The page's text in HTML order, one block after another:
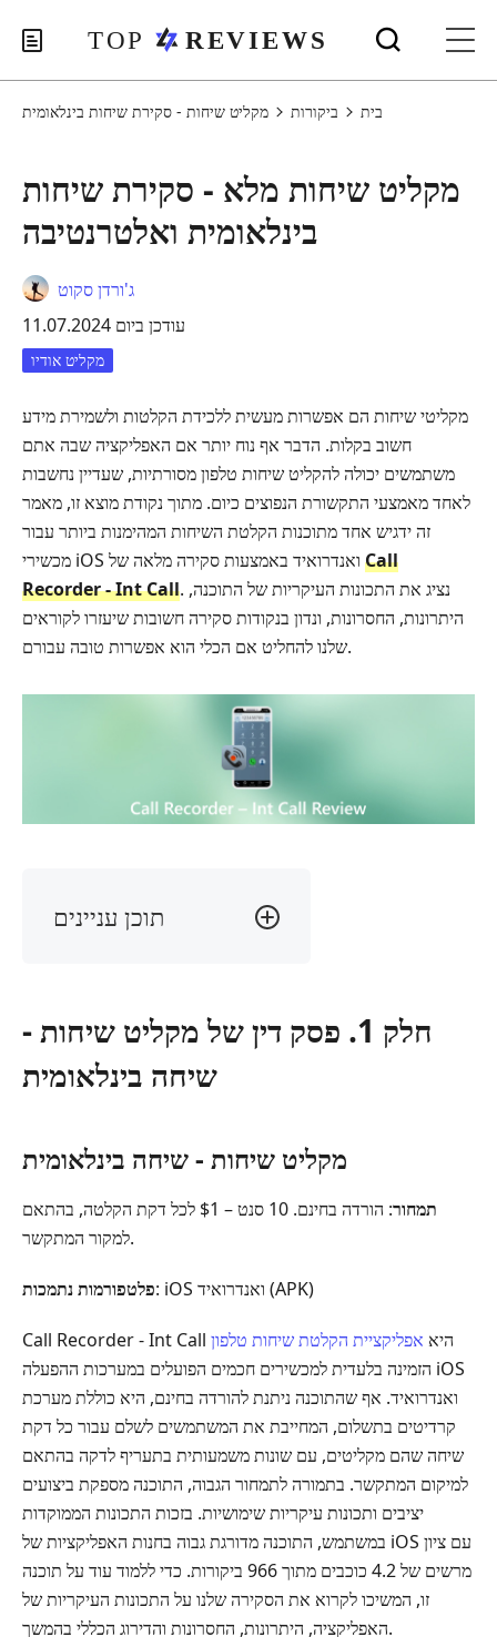
בית ביקורות מקליט שיחות - סקירת שיחות בינלאומית
מקליט שיחות מלא - סקירת שיחות
בינלאומית ואלטרנטיבה
ג'ורדן סקוט
עודכן ביום 11.07.2024
מקליט אודיו
מקליטי שיחות הם אפשרות מעשית ללכידת הקלטות ולשמירת מידע
חשוב בקלות. הדבר אף נוח יותר אם האפליקציה שבה אתם
משתמשים יכולה להקליט שיחות טלפון מסורתיות, שעדיין נחשבות
לאחד מאמצעי התקשורת הנפוצים כיום. מתוך נקודת מוצא זו, מאמר
זה ידגיש אחד מתוכנות הקלטת השיחות המהימנות ביותר עבור
Call
Recorder - Int Call. נציג את התכונות העיקריות של התוכנה,
היתרונות, החסרונות, ונדון בנקודות סקירה חשובות שיעזרו לקוראים
שלנו להחליט אם הכלי הוא אפשרות טובה עבורם.
תוכן עניינים
דין
מקליט
שיחה
חלק
2.
איך
בודקים
ודירוגים
כלליים
חלק
3.
מקליט
שיחות
-
סקירת
שיחות
אינט
חלק 1. פסק דין של מקליט שיחות -
שיחה בינלאומית
מקליט שיחות - שיחה בינלאומית
תמחור
: הורדה בחינם. 10 סנט – $1 לכל דקת הקלטה, בהתאם
למקור המתקשר.
פלטפורמות נתמכות : iOS ואנדרואיד (APK)
Call Recorder - Int Call היא אפליקציית הקלטת שיחות טלפון
הזמינה בלעדית למכשירים חכמים הפועלים במערכות ההפעלה iOS
ואנדרואיד. אף שהתוכנה ניתנת להורדה בחינם, היא כוללת מערכת
קרדיטים בתשלום, המחייבת את המשתמשים לשלם עבור כל דקת
שיחה שהם מקליטים, עם שונות משמעותית בתעריף לדקה בהתאם
למיקום המתקשר. בתמורה לתמחור הגבוה, התוכנה מספקת ביצועים
יציבים ותכונות עיקריות שימושיות. בזכות התכונות הממוקדות
במשתמש, התוכנה מדורגת גבוה בחנות האפליקציות של iOS עם ציון
מרשים של 4.2 כוכבים מתוך 966 ביקורות. כדי ללמוד עוד על תוכנה
זו, המשיכו לקרוא את הסקירה שלנו על התכונות העיקריות של
האפליקציה, היתרונות, החסרונות והדירוג הכללי בהמשך.